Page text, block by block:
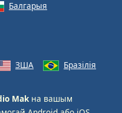
Балгарыя
ЗША Бразілія
Mak на вашым